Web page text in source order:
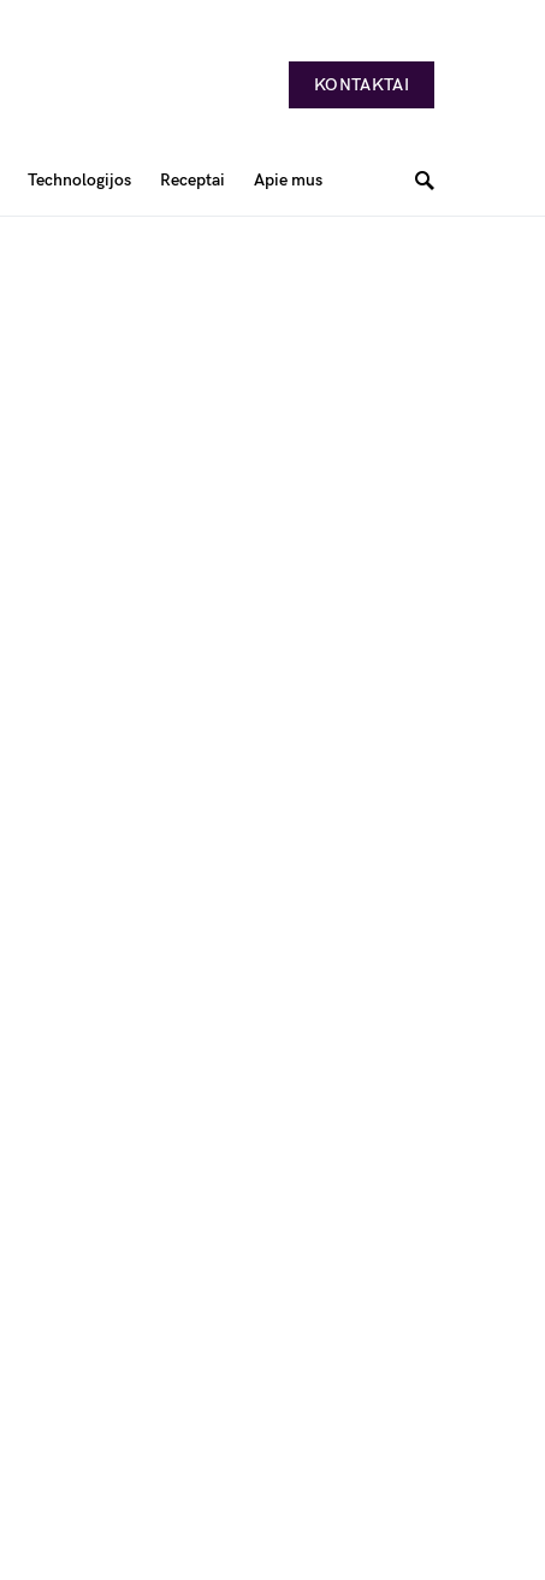
KONTAKTAI
Technologijos Receptai Apie mus